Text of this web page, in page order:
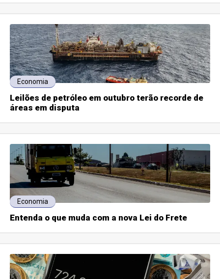
Economia
Leilões de petróleo em outubro terão recorde de
áreas em disputa
Economia
Entenda o que muda com a nova Lei do Frete